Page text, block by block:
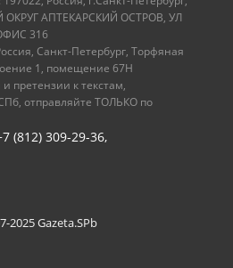
АПТЕКАРСКИЙ ОСТРОВ, УЛ
316
Санкт-Петербург, Торфяная
1, помещение 67Н
претензии к текстам,
отправляйте ТОЛЬКО по
(812) 309-29-36,
2025 Gazeta.SPb